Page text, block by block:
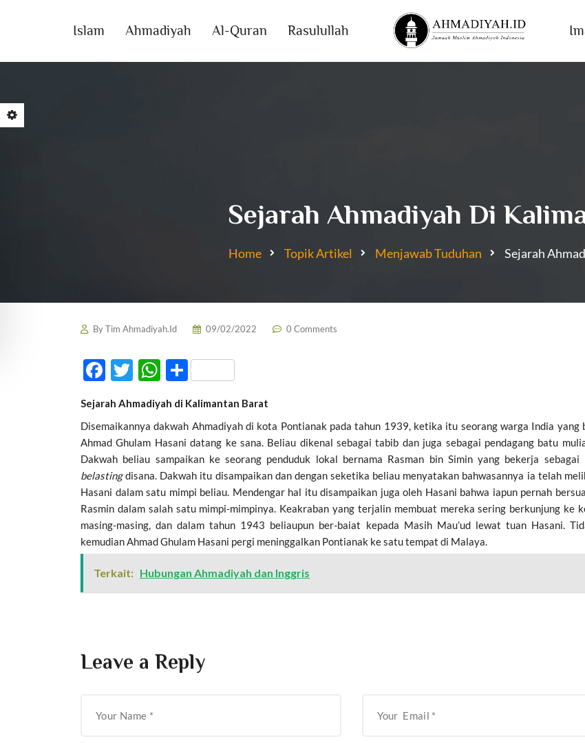
Islam Ahmadiyah Al-Quran Rasulullah
Sejarah Ahmadiyah Di
Home Topik Artikel Menjawab Tuduhan Sejarah
ByTim Ahmadiyah.Id 09/02/2022 0 Comments
F
e
b
o
o
k
T
itt
er
W
at
s
A
p
p
S
ar
e
Sejarah Ahmadiyah di Kalimantan Barat
Disemaikannya dakwah Ahmadiyah di kota Pontianak pada tahun 1939, ketika itu seorang warga India yang
Ahmad Ghulam Hasani datang ke sana. Beliau dikenal sebagai tabib dan juga sebagai pendagang batu
Dakwah beliau sampaikan ke seorang penduduk lokal bernama Rasman bin Simin yang bekerja sebagai
belastingdisana. Dakwah itu disampaikan dan dengan seketika beliau menyatakan bahwasannya ia telah
Hasani dalam satu mimpi beliau. Mendengar hal itu disampaikan juga oleh Hasani bahwa iapun pernah
Rasmin dalam salah satu mimpi-mimpinya. Keakraban yang terjalin membuat mereka sering berkunjung ke
masing-masing, dan dalam tahun 1943 beliaupun ber-baiat kepada Masih Mau’ud lewat tuan Hasani.
kemudian Ahmad Ghulam Hasani pergi meninggalkan Pontianak ke satu tempat di Malaya.
Terkait: Hubungan Ahmadiyah dan Inggris
Leave a Reply